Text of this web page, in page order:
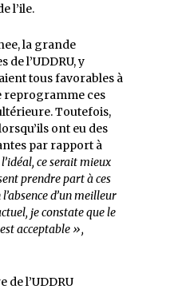
l’ile.
la grande
l’UDDRU, y
tous favorables à
reprogramme ces
Toutefois,
ont eu des
par rapport à
ce serait mieux
prendre part à ces
d’un meilleur
je constate que le
acceptable »,
de l’UDDRU